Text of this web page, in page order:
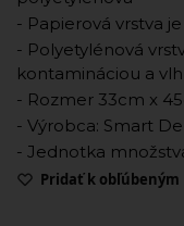
- Papierová vrstva
- Polyetylénová
kontamináciou a
- Rozmer 33cm x
- Výrobca: Smart
- Jednotka
Pridať k obľúbeným